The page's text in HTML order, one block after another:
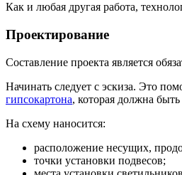
Как и любая другая работа,
Проектирование
Составление проекта является
Начинать следует с эскиза. Это
гипсокартона, которая должна
На схему наносится:
расположение несущих,
точки установки подвесов;